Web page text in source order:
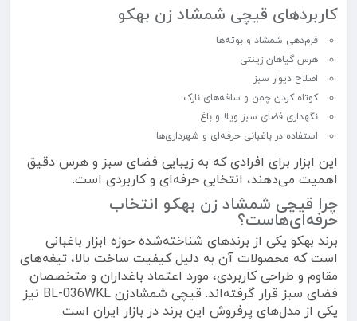
کاربردهای قیچی شمشاد زن بهکو
فرم‌دهی شمشاد و بوته‌ها
هرس گیاهان زینتی
اصلاح دیوار سبز
کوتاه کردن چمن و ساقه‌های نازک
نگهداری فضای سبز ویلا و باغ
استفاده در باغبانی حرفه‌ای و شهرداری‌ها
این ابزار برای افرادی که به زیبایی فضای سبز و هرس دقیق
اهمیت می‌دهند، انتخابی حرفه‌ای و کاربردی است.
چرا قیچی شمشاد زن بهکو انتخاب
حرفه‌ای‌هاست؟
برند بهکو یکی از برندهای شناخته‌شده حوزه ابزار باغبانی
است که محصولات آن به دلیل کیفیت ساخت بالا، تیغه‌های
مقاوم و طراحی کاربردی، مورد اعتماد باغداران و متخصصان
فضای سبز قرار گرفته‌اند. قیچی شمشادزن BL-036WKL نیز
یکی از مدل‌های پرفروش این برند در بازار ایران است.